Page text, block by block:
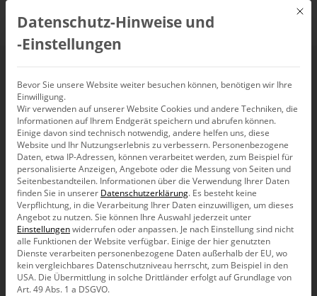
Events
Veranstaltungen
Veranstaltungsorte
Design Offices Düsseldorf Fürst und Friedrich
Fürstenwall 172, 40217 Düsseldorf
Get Directions
https://www.designoffices.de/standorte/buero-
mieten-duesseldorf
Mit
Datenschutz-Hinweise und
‑Einstellungen
Bevor Sie unsere Website weiter besuchen können, benötigen wir Ihre
Einwilligung.
Wir verwenden auf unserer Website Cookies und andere Techniken, die
Informationen auf Ihrem Endgerät speichern und abrufen können.
Einige davon sind technisch notwendig, andere helfen uns, diese
Website und Ihr Nutzungserlebnis zu verbessern. Personenbezogene
Daten, etwa IP-Adressen, können verarbeitet werden, zum Beispiel für
personalisierte Anzeigen, Angebote oder die Messung von Seiten und
Seitenbestandteilen. Informationen über die Verwendung Ihrer Daten
finden Sie in unserer Datenschutzerklärung. Es besteht keine
Verpflichtung, in die Verarbeitung Ihrer Daten einzuwilligen, um dieses
Angebot zu nutzen.Sie können Ihre Auswahl jederzeit unter
Einstellungenwiderrufen oder anpassen. Je nach Einstellung sind nicht
alle Funktionen der Website verfügbar. Einige der hier genutzten
Dienste verarbeiten personenbezogene Daten außerhalb der EU, wo
kein vergleichbares Datenschutzniveau herrscht, zum Beispiel in den
USA. Die Übermittlung in solche Drittländer erfolgt auf Grundlage von
Art. 49 Abs. 1 a DSGVO.